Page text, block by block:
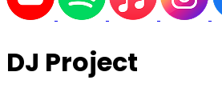
DJ Project